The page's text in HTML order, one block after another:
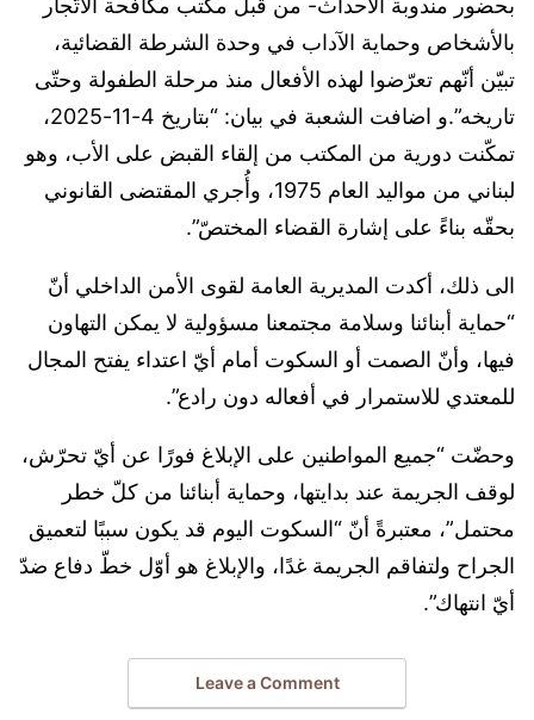
بحضور مندوبة الأحداث- من قبل مكتب مكافحة الاتّجار
بالأشخاص وحماية الآداب في وحدة الشرطة القضائية،
تبيّن أنّهم تعرّضوا لهذه الأفعال منذ مرحلة الطفولة وحتّى
تاريخه”.و اضافت الشعبة في بيان: “بتاريخ 4-11-2025،
تمكّنت دورية من المكتب من إلقاء القبض على الأب، وهو
لبناني من مواليد العام 1975، وأُجري المقتضى القانوني
بحقّه بناءً على إشارة القضاء المختصّ”.
الى ذلك، أكدت المديرية العامة لقوى الأمن الداخلي أنّ
“حماية أبنائنا وسلامة مجتمعنا مسؤولية لا يمكن التهاون
فيها، وأنّ الصمت أو السكوت أمام أيّ اعتداء يفتح المجال
للمعتدي للاستمرار في أفعاله دون رادع”.
وحضّت “جميع المواطنين على الإبلاغ فورًا عن أيّ تحرّش،
لوقف الجريمة عند بدايتها، وحماية أبنائنا من كلّ خطر
محتمل”، معتبرةً أنّ “السكوت اليوم قد يكون سببًا لتعميق
الجراح ولتفاقم الجريمة غدًا، والإبلاغ هو أوّل خطّ دفاع ضدّ
أيّ انتهاك”.
Leave a Comment